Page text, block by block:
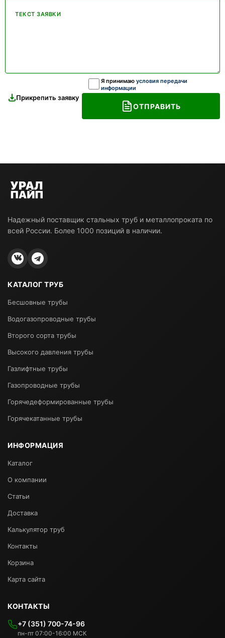
ТЕКСТ ЗАЯВКИ
Прикрепить заявку
Я принимаю условия передачи
информации
ОТПРАВИТЬ
Надежный поставщик стальных труб и металлопроката по
всей России. Более 1000 позиций в наличии.
КАТАЛОГ ТРУБ
Бесшовные трубы
Водогазопроводные трубы
Второго сорта трубы
Высокого давления трубы
Газлифтные трубы
Газопроводные трубы
Горячедеформированные трубы
Горячекатанные трубы
ИНФОРМАЦИЯ
Каталог
О компании
Статьи
Доставка
Калькулятор труб
Контакты
Корзина
Карта сайта
КОНТАКТЫ
+7 (351) 700-74-96
пн-пт 07:00-16:00 МСК